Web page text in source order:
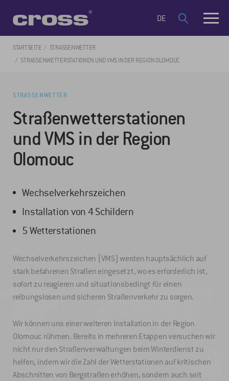
DE
STARTSEITE
STRASSENWETTER
STRASSENWETTERSTATIONEN UND VMS IN DER REGION OLOMOUC
STRASSENWETTER
Straßenwetterstationen
und VMS in der Region
Olomouc
Wechselverkehrszeichen
Installation von 4 Schildern
5 Wetterstationen
Wechselverkehrszeichen (VMS) werden hauptsächlich auf
stark befahrenen Straßen eingesetzt, wo es erforderlich ist,
sofort zu reagieren und situationsbedingt für einen
reibungslosen und sicheren Straßenverkehr zu sorgen.
Wir können uns einer weiteren Installation in der Region
Olomouc rühmen. Bereits in mehreren Etappen versuchen wir
nicht nur den Straßenverwaltungen beim Winterdienst zu
helfen, indem wir die Zahl der Wetterstationen auf kritischen
Abschnitten von Bergstraßen erhöhen, sondern auch seit